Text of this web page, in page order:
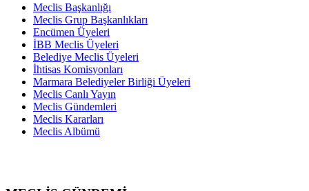
Meclis Başkanlığı
Meclis Grup Başkanlıkları
Encümen Üyeleri
İBB Meclis Üyeleri
Belediye Meclis Üyeleri
İhtisas Komisyonları
Marmara Belediyeler Birliği Üyeleri
Meclis Canlı Yayın
Meclis Gündemleri
Meclis Kararları
Meclis Albümü